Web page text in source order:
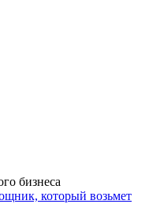
бизнеса
который возьмет